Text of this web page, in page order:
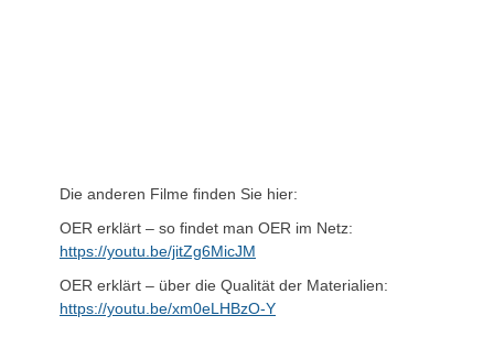
Die anderen Filme finden Sie hier:
OER erklärt – so findet man OER im Netz:
https://youtu.be/jitZg6MicJM
OER erklärt – über die Qualität der Materialien:
https://youtu.be/xm0eLHBzO-Y